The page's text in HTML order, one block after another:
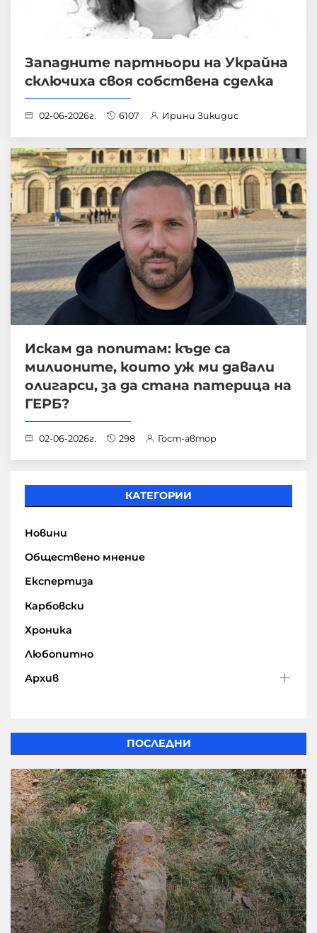
Западните партньори на Украйна
сключиха своя собствена сделка
02-06-2026г. 6107 Ирини Зикидис
Искам да попитам: къде са
милионите, които уж ми давали
олигарси, за да стана патерица на
ГЕРБ?
02-06-2026г. 298 Гост-автор
КАТЕГОРИИ
Новини
Обществено мнение
Експертиза
Карбовски
Хроника
Любопитно
Архив
ПОСЛЕДНИ